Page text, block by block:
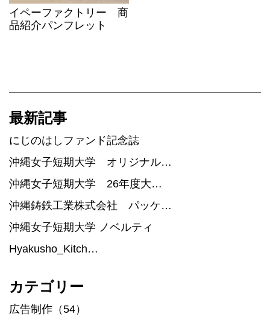
イペーファクトリー 商
品紹介パンフレット
最新記事
にじのはしファンド記念誌
沖縄女子短期大学 オリジナル…
沖縄女子短期大学 26年度大…
沖縄鋳鉄工業株式会社 パッケ…
沖縄女子短期大学 ノベルティ
Hyakusho_Kitch…
カテゴリー
広告制作（54）